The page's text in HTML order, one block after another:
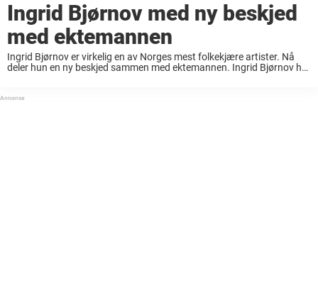
Ingrid Bjørnov med ny beskjed
med ektemannen
Ingrid Bjørnov er virkelig en av Norges mest folkekjære artister. Nå
deler hun en ny beskjed sammen med ektemannen. Ingrid Bjørnov har